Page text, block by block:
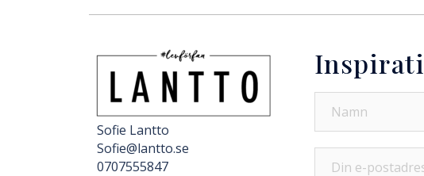
Sofie Lantto
Sofie@lantto.se
0707555847